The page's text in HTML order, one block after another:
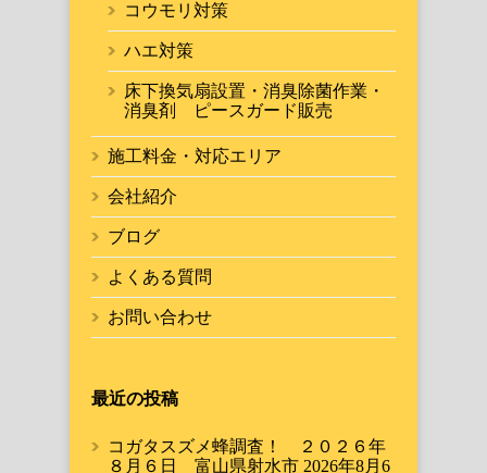
コウモリ対策
ハエ対策
床下換気扇設置・消臭除菌作業・
消臭剤 ピースガード販売
施工料金・対応エリア
会社紹介
ブログ
よくある質問
お問い合わせ
最近の投稿
コガタスズメ蜂調査！ ２０２６年
８月６日 富山県射水市 2026年8月6